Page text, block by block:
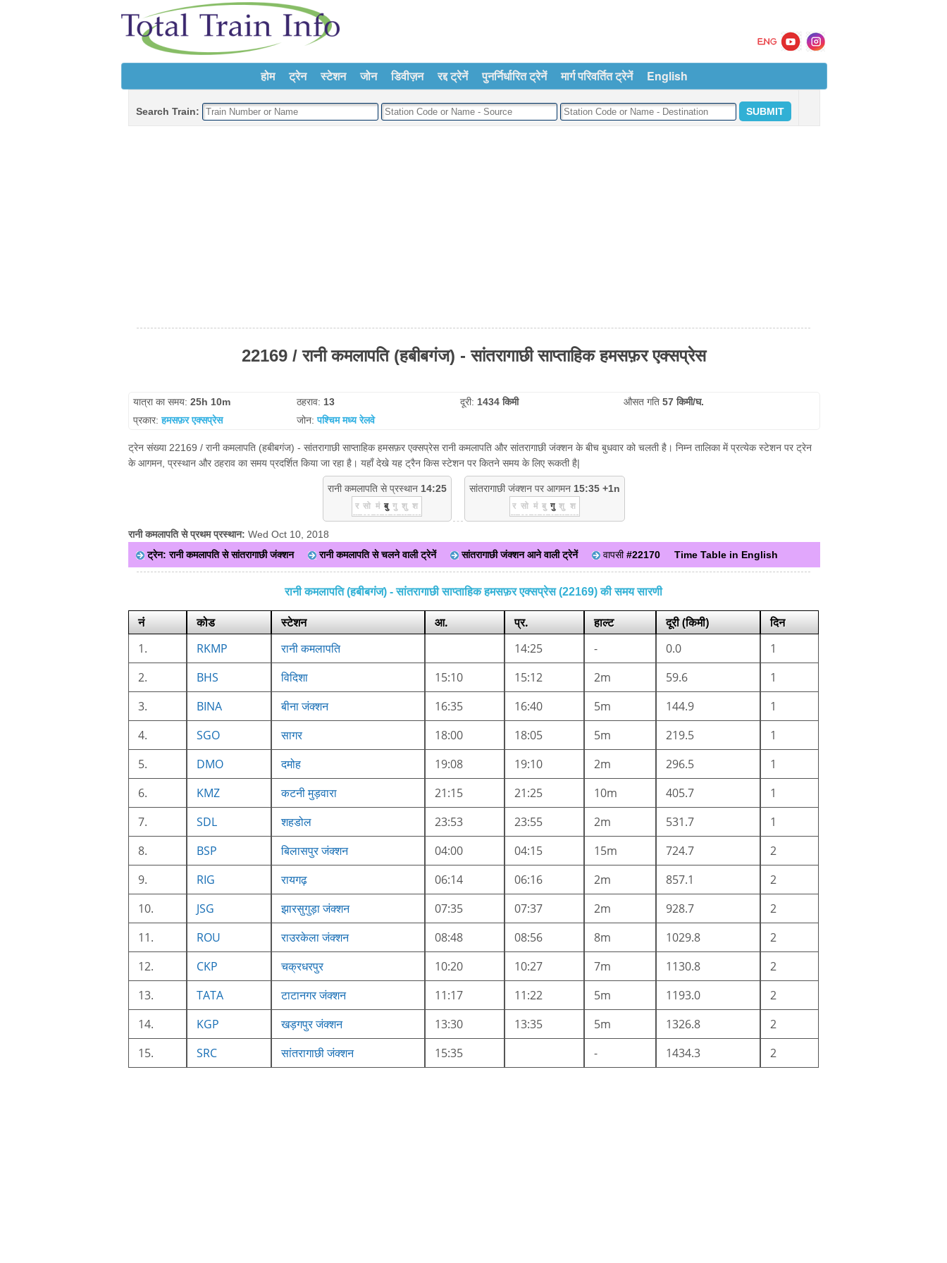
होम ट्रेन स्टेशन जोन डिवीज़न रद्द ट्रेनें पुनर्निर्धारित ट्रेनें मार्ग परिवर्तित ट्रेनें English
Search Train:
22169 / रानी कमलापति (हबीबगंज) - सांतरागाछी साप्ताहिक हमसफ़र एक्सप्रेस
यात्रा का समय: 25h 10m ठहराव: 13 दूरी: 1434 किमी औसत गति 57 किमी/घ.
प्रकार:हमसफ़र एक्सप्रेस जोन:पश्चिम मध्य रेलवे
ट्रेन संख्या 22169 / रानी कमलापति (हबीबगंज) - सांतरागाछी साप्ताहिक हमसफ़र एक्सप्रेस रानी कमलापति और सांतरागाछी जंक्शन के बीच बुधवार को चलती है। निम्न तालिका में प्रत्येक स्टेशन पर ट्रेन
के आगमन, प्रस्थान और ठहराव का समय प्रदर्शित किया जा रहा है। यहाँ देखे यह ट्रैन किस स्टेशन पर कितने समय के लिए रूकती है|
रानी कमलापति से प्रस्थान 14:25
र सो मं बु गु शु श
सांतरागाछी जंक्शन पर आगमन 15:35 +1n
र सो मं बु गु शु श
रानी कमलापति से प्रथम प्रस्थान: Wed Oct 10, 2018
ट्रेन: रानी कमलापति से सांतरागाछी जंक्शन
रानी कमलापति से चलने वाली ट्रेनें सांतरागाछी जंक्शन आने वाली ट्रेनें वापसी#22170 Time Table in English
रानी कमलापति (हबीबगंज) - सांतरागाछी साप्ताहिक हमसफ़र एक्सप्रेस (22169) की समय सारणी
नं कोड स्टेशन आ. प्र. हाल्ट दूरी (किमी)
दिन
1.
RKMP रानी कमलापति 14:25 - 0.0
1
2.
BHS विदिशा 15:10 15:12 2m 59.6
1
3.
BINA बीना जंक्शन 16:35 16:40 5m 144.9
1
4.
SGO सागर 18:00 18:05 5m 219.5
1
5.
DMO दमोह 19:08 19:10 2m 296.5
1
6.
KMZ कटनी मुड़वारा 21:15 21:25 10m 405.7
1
7.
SDL शहडोल 23:53 23:55 2m 531.7
1
8.
BSP बिलासपुर जंक्शन 04:00 04:15 15m 724.7
2
9.
RIG रायगढ़ 06:14 06:16 2m 857.1
2
10.
JSG झारसुगुड़ा जंक्शन 07:35 07:37 2m 928.7
2
11.
ROU राउरकेला जंक्शन 08:48 08:56 8m 1029.8
2
12.
CKP चक्रधरपुर 10:20 10:27 7m 1130.8
2
13.
TATA टाटानगर जंक्शन 11:17 11:22 5m 1193.0
2
14.
KGP खड़गपुर जंक्शन 13:30 13:35 5m 1326.8
2
15.
SRC सांतरागाछी जंक्शन 15:35 - 1434.3 2